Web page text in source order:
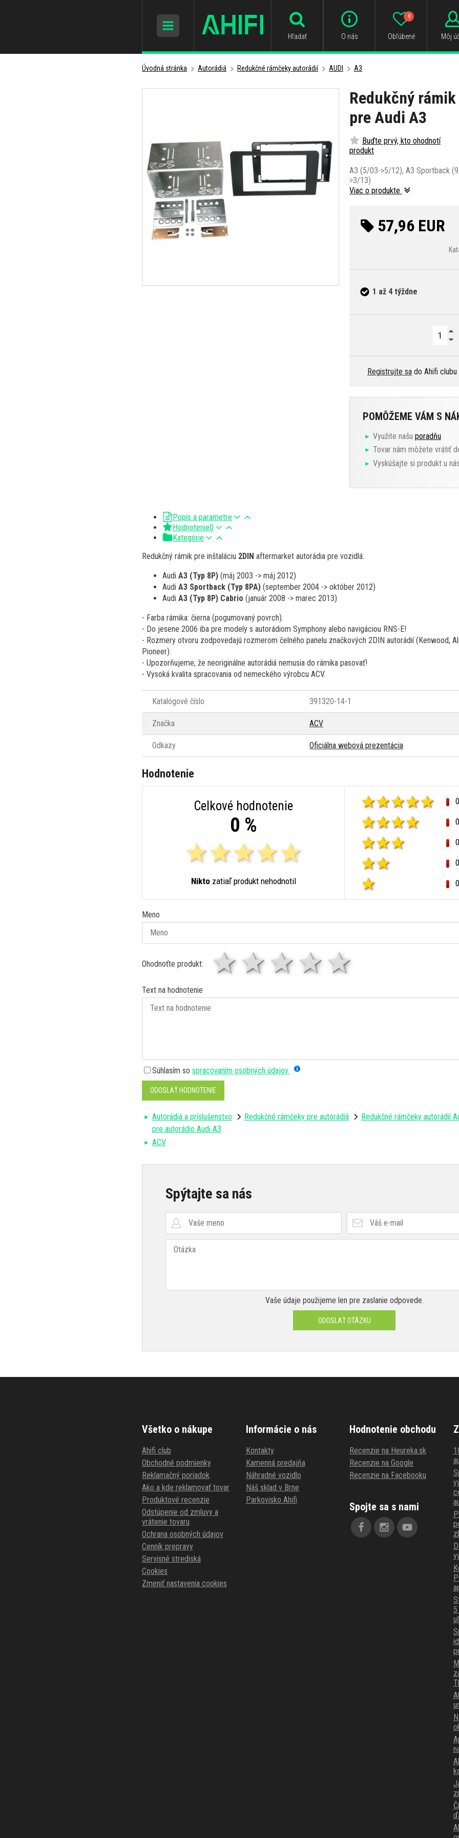
Hľadať O nás Obľúbené
0
Môj
Úvodná stránka Autorádiá Redukčné rámčeky autorádií AUDI A3
Redukčný
pre Audi A3
Buďte prvý, kto ohodnotí
produkt
A3 (5/03->5/12), A3 Sportback
>3/13)
Viac o produkte
57,96 EUR
1 až 4 týždne
Registrujte sa do Ahifi
POMÔŽEME VÁM S
Využite našu poradňu
Tovar nám môžete vrátiť
Vyskúšajte si produkt u nás
Popis a parametre
Hodnotenie0
Kategórie
Redukčný rámik pre inštaláciu 2DIN aftermarket autorádia pre vozidlá:
Audi A3 (Typ 8P) (máj 2003 -> máj 2012)
Audi A3 Sportback (Typ 8PA) (september 2004 -> október 2012)
Audi A3 (Typ 8P) Cabrio (január 2008 -> marec 2013)
- Farba rámika: čierna (pogumovaný povrch).
- Do jesene 2006 iba pre modely s autorádiom Symphony alebo navigáciou RNS-E!
- Rozmery otvoru zodpovedajú rozmerom čelného panelu značkových 2DIN autorádií (Kenwood,
Pioneer).
- Upozorňujeme, že neoriginálne autorádiá nemusia do rámika pasovať!
- Vysoká kvalita spracovania od nemeckého výrobcu ACV.
Katalógové číslo 391320-14-1
Značka ACV
Odkazy Oficiálna webová prezentácia
Hodnotenie
Celkové hodnotenie
0 %
Niktozatiaľ produkt nehodnotil
Meno
Ohodnoťte produkt: 4 hviezdy
3 hviezdy
2 hviezdy
1 hviezda
Text na hodnotenie
Súhlasím so spracovaním osobných údajov.
ODOSLAŤ HODNOTENIE
Autorádiá a príslušenstvo Redukčné rámčeky pre autorádiá Redukčné rámčeky autorádií
pre autorádio Audi A3
ACV
Spýtajte sa nás
Vaše údaje použijeme len pre zaslanie odpovede.
ODOSLAŤ OTÁZKU
Všetko o nákupe
Ahifi club
Obchodné podmienky
Reklamačný poriadok
Ako a kde reklamovať tovar
Produktové recenzie
Odstúpenie od zmluvy a
vrátenie tovaru
Ochrana osobných údajov
Cenník prepravy
Servisné strediská
Cookies
Zmeniť nastavenia cookies
Informácie o nás
Kontakty
Kamenná predajňa
Náhradné vozidlo
Náš sklad v Brne
Parkovisko Ahifi
Hodnotenie obchodu
Recenzie na Heureka.sk
Recenzie na Google
Recenzie na Facebooku
Spojte sa s nami